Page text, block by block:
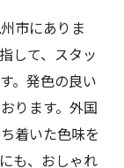
市にありま
して、スタッ
。発色の良い
ります。外国
着いた色味を
も、おしゃれ